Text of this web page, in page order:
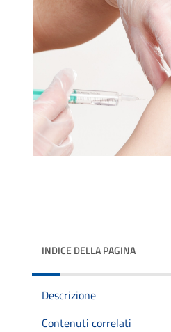
INDICE DELLA PAGINA
Descrizione
Contenuti correlati